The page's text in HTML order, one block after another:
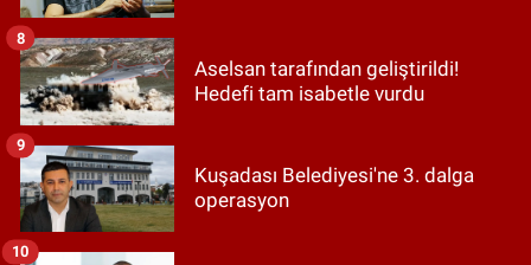
Aselsan tarafından geliştirildi!
Hedefi tam isabetle vurdu
8
Kuşadası Belediyesi'ne 3. dalga
operasyon
9
10